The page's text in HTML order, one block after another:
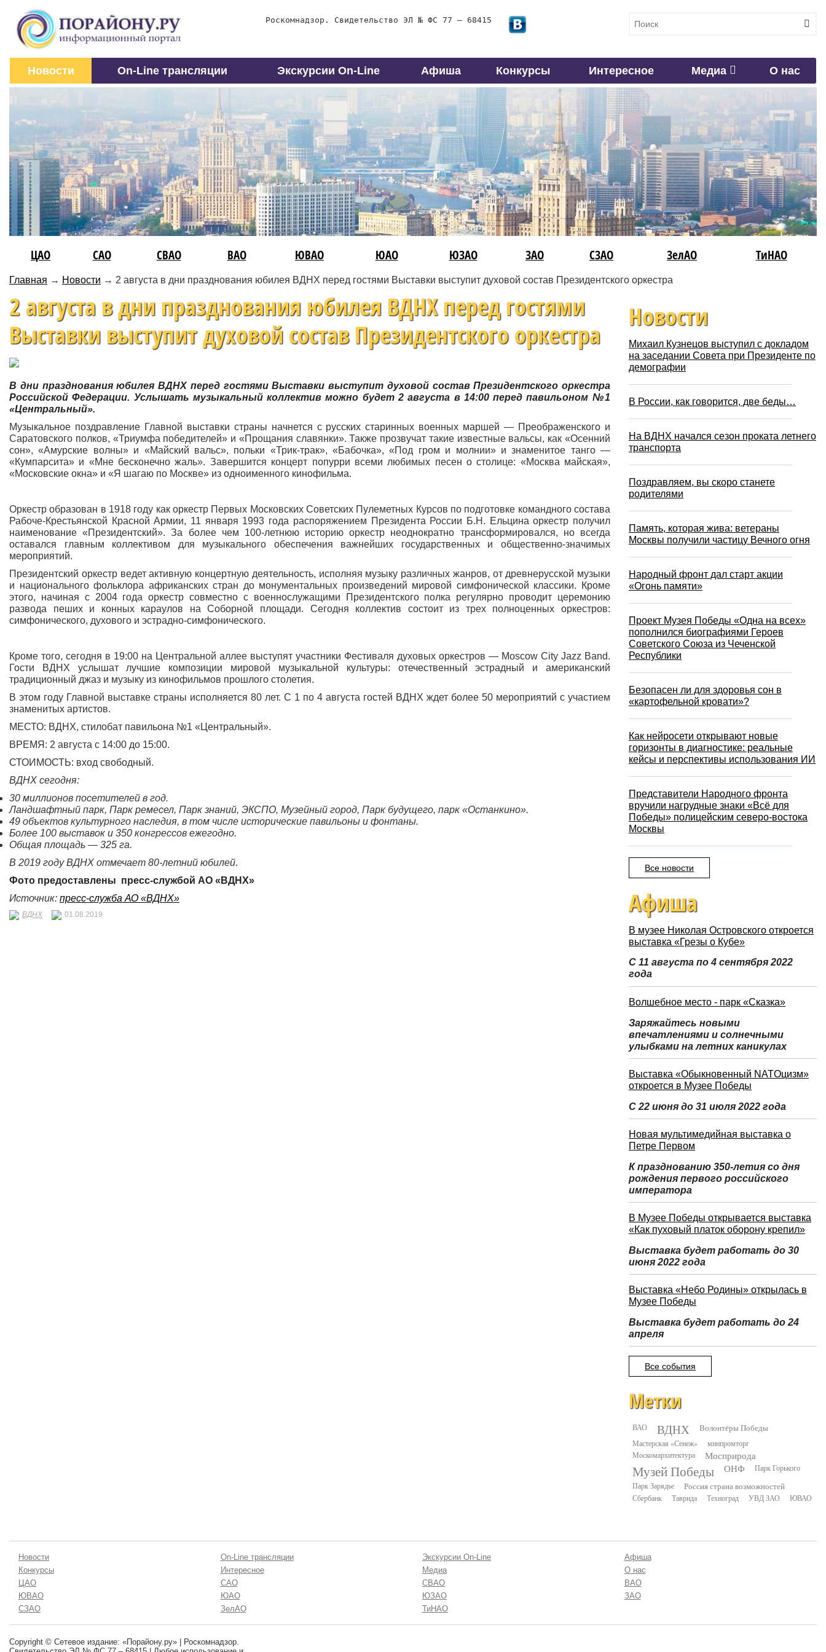
Роскомнадзор. Свидетельство ЭЛ № ФС 77 – 68415
Новости On-Line трансляции Экскурсии On-Line Афиша Конкурсы Интересное Медиа О нас
ЦАО САО СВАО ВАО ЮВАО ЮАО ЮЗАО ЗАО СЗАО ЗелАО ТиНАО
Главная → Новости → 2 августа в дни празднования юбилея ВДНХ перед гостями Выставки выступит духовой состав Президентского оркестра
2 августа в дни празднования юбилея ВДНХ перед гостями
Выставки выступит духовой состав Президентского оркестра
В дни празднования юбилея ВДНХ перед гостями Выставки выступит духовой состав Президентского оркестра
Российской Федерации. Услышать музыкальный коллектив можно будет 2 августа в 14:00 перед павильоном №1
«Центральный».
Музыкальное поздравление Главной выставки страны начнется с русских старинных военных маршей — Преображенского и
Саратовского полков, «Триумфа победителей» и «Прощания славянки». Также прозвучат такие известные вальсы, как «Осенний
сон», «Амурские волны» и «Майский вальс», польки «Трик-трак», «Бабочка», «Под гром и молнии» и знаменитое танго —
«Кумпарсита» и «Мне бесконечно жаль». Завершится концерт попурри всеми любимых песен о столице: «Москва майская»,
«Московские окна» и «Я шагаю по Москве» из одноименного кинофильма.
Оркестр образован в 1918 году как оркестр Первых Московских Советских Пулеметных Курсов по подготовке командного состава
Рабоче-Крестьянской Красной Армии, 11 января 1993 года распоряжением Президента России Б.Н. Ельцина оркестр получил
наименование «Президентский». За более чем 100-летнюю историю оркестр неоднократно трансформировался, но всегда
оставался главным коллективом для музыкального обеспечения важнейших государственных и общественно-значимых
мероприятий.
Президентский оркестр ведет активную концертную деятельность, исполняя музыку различных жанров, от древнерусской музыки
и национального фольклора африканских стран до монументальных произведений мировой симфонической классики. Кроме
этого, начиная с 2004 года оркестр совместно с военнослужащими Президентского полка регулярно проводит церемонию
развода пеших и конных караулов на Соборной площади. Сегодня коллектив состоит из трех полноценных оркестров:
симфонического, духового и эстрадно-симфонического.
Кроме того, сегодня в 19:00 на Центральной аллее выступят участники Фестиваля духовых оркестров — Moscow City Jazz Band.
Гости ВДНХ услышат лучшие композиции мировой музыкальной культуры: отечественный эстрадный и американский
традиционный джаз и музыку из кинофильмов прошлого столетия.
В этом году Главной выставке страны исполняется 80 лет. С 1 по 4 августа гостей ВДНХ ждет более 50 мероприятий с участием
знаменитых артистов.
МЕСТО: ВДНХ, стилобат павильона №1 «Центральный».
ВРЕМЯ: 2 августа с 14:00 до 15:00.
СТОИМОСТЬ: вход свободный.
ВДНХ сегодня:
30 миллионов посетителей в год.
Ландшафтный парк, Парк ремесел, Парк знаний, ЭКСПО, Музейный город, Парк будущего, парк «Останкино».
49 объектов культурного наследия, в том числе исторические павильоны и фонтаны.
Более 100 выставок и 350 конгрессов ежегодно.
Общая площадь — 325 га.
В 2019 году ВДНХ отмечает 80-летний юбилей.
Фото предоставлены пресс-службой АО «ВДНХ»
Источник: пресс-служба АО «ВДНХ»
ВДНХ 01.08.2019
Новости
Михаил Кузнецов выступил с докладом
на заседании Совета при Президенте по
демографии
В России, как говорится, две беды…
На ВДНХ начался сезон проката летнего
транспорта
Поздравляем, вы скоро станете
родителями
Память, которая жива: ветераны
Москвы получили частицу Вечного огня
Народный фронт дал старт акции
«Огонь памяти»
Проект Музея Победы «Одна на всех»
пополнился биографиями Героев
Советского Союза из Чеченской
Республики
Безопасен ли для здоровья сон в
«картофельной кровати»?
Как нейросети открывают новые
горизонты в диагностике: реальные
кейсы и перспективы использования ИИ
Представители Народного фронта
вручили нагрудные знаки «Всё для
Победы» полицейским северо-востока
Москвы
Все новости
Афиша
В музее Николая Островского откроется
выставка «Грезы о Кубе»
С 11 августа по 4 сентября 2022
года
Волшебное место - парк «Сказка»
Заряжайтесь новыми
впечатлениями и солнечными
улыбками на летних каникулах
Выставка «Обыкновенный NATOцизм»
откроется в Музее Победы
С 22 июня до 31 июля 2022 года
Новая мультимедийная выставка о
Петре Первом
К празднованию 350-летия со дня
рождения первого российского
императора
В Музее Победы открывается выставка
«Как пуховый платок оборону крепил»
Выставка будет работать до 30
июня 2022 года
Выставка «Небо Родины» открылась в
Музее Победы
Выставка будет работать до 24
апреля
Все события
Метки
ВАО ВДНХ Волонтёры Победы
Мастерская «Сенеж»
минпромторг
Москомархитектура
Мосприрода
Музей Победы ОНФ
Парк Горького
Парк Зарядье
Россия страна возможностей
Сбербанк Таврида Техноград УВД ЗАО ЮВАО
Новости On-Line трансляции Экскурсии On-Line
Афиша
Конкурсы
Интересное Медиа
О нас
ЦАО
САО СВАО
ВАО
ЮВАО
ЮАО ЮЗАО
ЗАО
СЗАО
ЗелАО ТиНАО
Copyright © Сетевое издание: «Порайону.ру» | Роскомнадзор.